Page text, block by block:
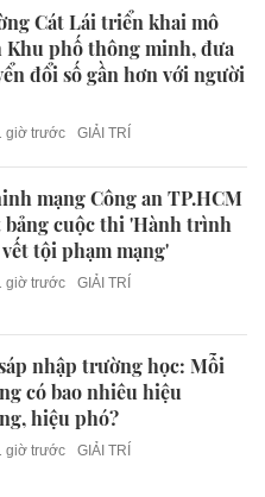
Cát Lái triển khai mô
Khu phố thông minh, đưa
đổi số gần hơn với người
giờ trước GIẢI TRÍ
mạng Công an TP.HCM
bảng cuộc thi 'Hành trình
tội phạm mạng'
giờ trước GIẢI TRÍ
nhập trường học: Mỗi
có bao nhiêu hiệu
hiệu phó?
giờ trước GIẢI TRÍ